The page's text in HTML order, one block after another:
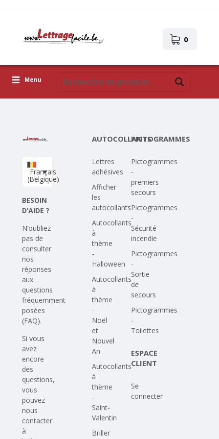
0
Menu
Téléchargez votre propre conception
Corona Covid-19
Français
(Belgique)
BESOIN
D’AIDE ?
N’oubliez
pas de
consulter
nos
réponses
aux
questions
fréquemment
posées
(FAQ).
Si vous
avez
encore
des
questions,
vous
pouvez
nous
contacter
à
AUTOCOLLANTS
Lettres
adhésives
Afficher
les
autocollants
Autocollants
à
thème
-
Halloween
Autocollants
à
thème
-
Noël
et
Nouvel
An
Autocollants
à
thème
-
Saint-
Valentin
Briller
PICTOGRAMMES
Pictogrammes
-
premiers
secours
Pictogrammes
-
Sécurité
incendie
Pictogrammes
-
Sortie
de
secours
Pictogrammes
-
Toilettes
ESPACE
CLIENT
Se
connecter